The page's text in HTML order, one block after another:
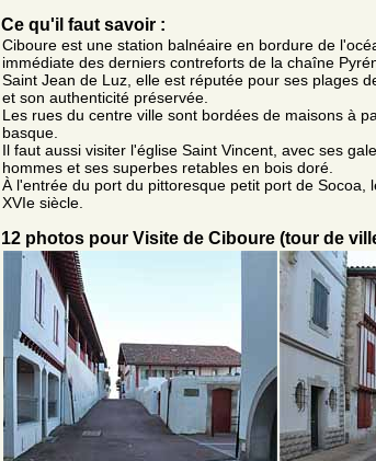
Ce qu'il faut savoir :
Ciboure est une station balnéaire en bordure de
immédiate des derniers contreforts de la chaîne
Saint Jean de Luz, elle est réputée pour ses plages
et son authenticité préservée.
Les rues du centre ville sont bordées de maisons à
basque.
Il faut aussi visiter l'église Saint Vincent, avec ses
hommes et ses superbes retables en bois doré.
À l'entrée du port du pittoresque petit port de Socoa,
XVIe siècle.
12 photos pour Visite de Ciboure (tour de